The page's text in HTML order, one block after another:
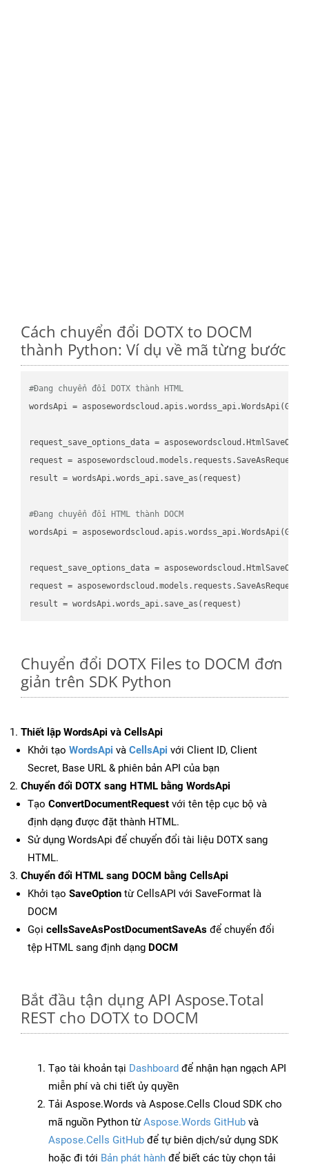
Cách chuyển đổi DOTX to DOCM
thành Python: Ví dụ về mã từng bước
#Đang chuyển đổi DOTX thành HTML
wordsApi =
request_save_options_data =
request
result = wordsApi.words_api.save_as(request)
#Đang chuyển đổi HTML thành DOCM
wordsApi =
request_save_options_data =
request
result
Chuyển đổi DOTX Files to DOCM đơn
giản trên SDK Python
Thiết lập WordsApi và CellsApi
Khởi tạo WordsApi và CellsApi với Client ID, Client
Secret, Base URL & phiên bản API của bạn
Chuyển đổi DOTX sang HTML bằng WordsApi
Tạo ConvertDocumentRequest với tên tệp cục bộ và
định dạng được đặt thành HTML.
Sử dụng WordsApi để chuyển đổi tài liệu DOTX sang
HTML.
Chuyển đổi HTML sang DOCM bằng CellsApi
Khởi tạo SaveOption từ CellsAPI với SaveFormat là
DOCM
Gọi cellsSaveAsPostDocumentSaveAs để chuyển đổi
tệp HTML sang định dạng DOCM
Bắt đầu tận dụng API Aspose.Total
REST cho DOTX to DOCM
Tạo tài khoản tại Dashboard để nhận hạn ngạch API
miễn phí và chi tiết ủy quyền
Tải Aspose.Words và Aspose.Cells Cloud SDK cho
mã nguồn Python từAspose.Words GitHub và
Aspose.Cells GitHub để tự biên dịch/sử dụng SDK
hoặc đi tới Bản phát hành để biết các tùy chọn tải